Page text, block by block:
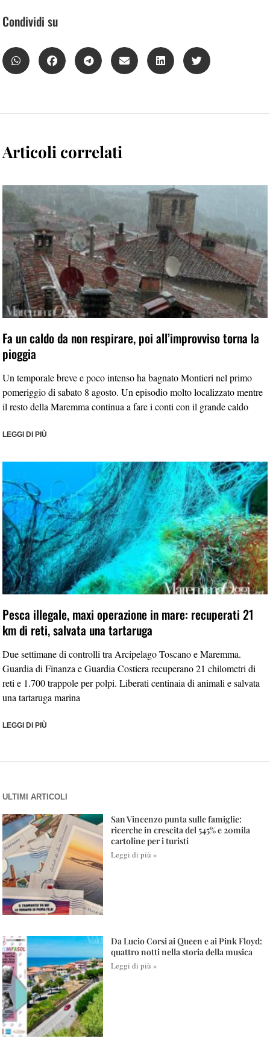
Condividi su
Articoli correlati
Fa un caldo da non respirare, poi all’improvviso torna la
pioggia
Un temporale breve e poco intenso ha bagnato Montieri nel primo
pomeriggio di sabato 8 agosto. Un episodio molto localizzato mentre
il resto della Maremma continua a fare i conti con il grande caldo
LEGGI DI PIÙ
Pesca illegale, maxi operazione in mare: recuperati 21
km di reti, salvata una tartaruga
Due settimane di controlli tra Arcipelago Toscano e Maremma.
Guardia di Finanza e Guardia Costiera recuperano 21 chilometri di
reti e 1.700 trappole per polpi. Liberati centinaia di animali e salvata
una tartaruga marina
LEGGI DI PIÙ
ULTIMI ARTICOLI
San Vincenzo punta sulle famiglie:
ricerche in crescita del 545% e 20mila
cartoline per i turisti
Leggi di più »
Da Lucio Corsi ai Queen e ai Pink Floyd:
quattro notti nella storia della musica
Leggi di più »